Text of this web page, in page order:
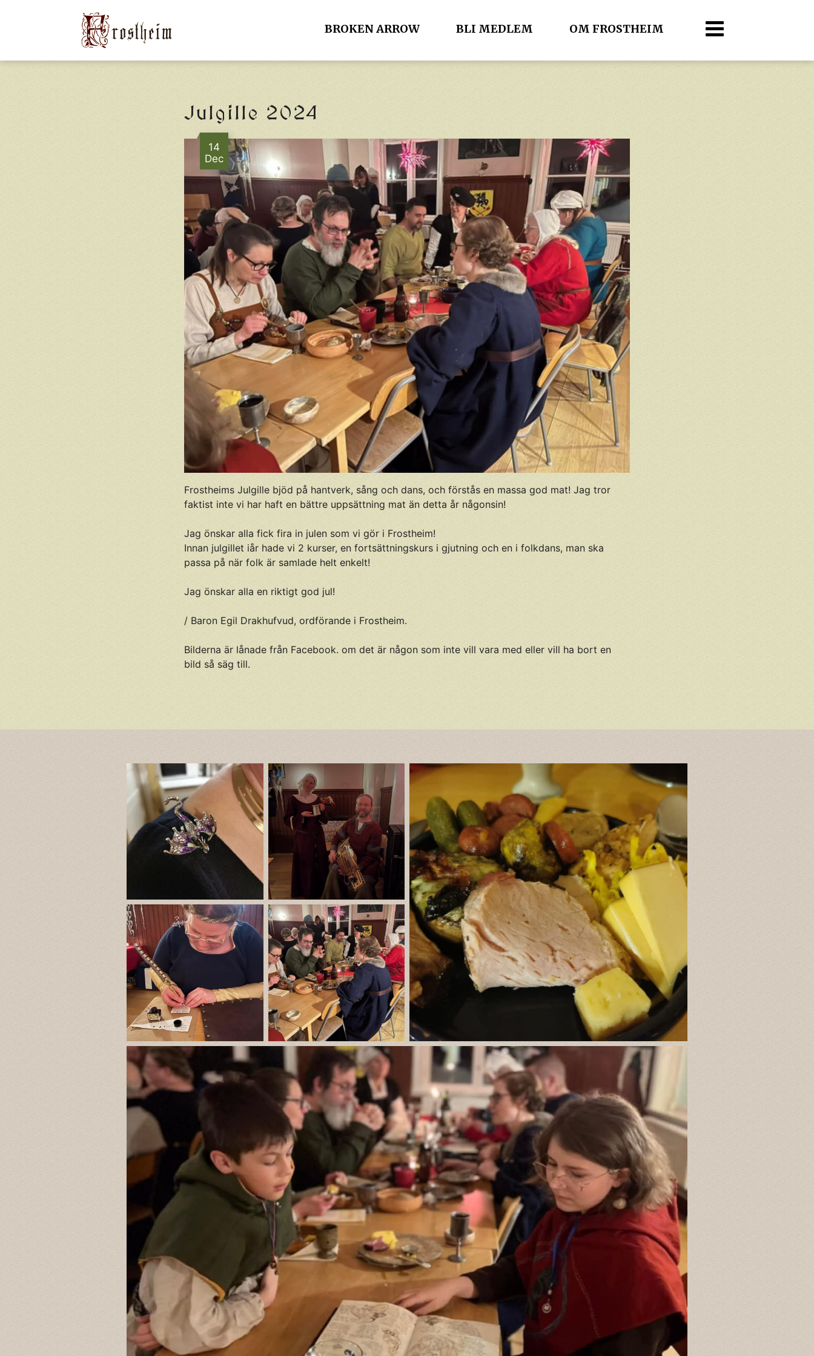
BROKEN ARROW BLI MEDLEM OM FROSTHEIM
Julgille 2024
14
Dec
Frostheims Julgille bjöd på hantverk, sång och dans, och förstås en massa god mat! Jag tror
faktist inte vi har haft en bättre uppsättning mat än detta år någonsin!
Jag önskar alla fick fira in julen som vi gör i Frostheim!
Innan julgillet iår hade vi 2 kurser, en fortsättningskurs i gjutning och en i folkdans, man ska
passa på när folk är samlade helt enkelt!
Jag önskar alla en riktigt god jul!
/ Baron Egil Drakhufvud, ordförande i Frostheim.
Bilderna är lånade från Facebook. om det är någon som inte vill vara med eller vill ha bort en
bild så säg till.